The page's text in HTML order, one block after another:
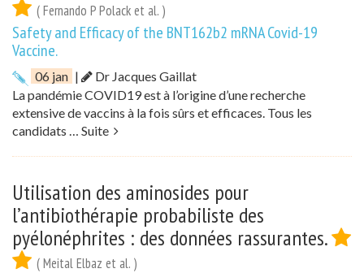
( Fernando P Polack et al. )
Safety and Efficacy of the BNT162b2 mRNA Covid-19
Vaccine.
06 jan |
Dr Jacques Gaillat
La pandémie COVID19 est à l’origine d’une recherche
extensive de vaccins à la fois sûrs et efficaces. Tous les
candidats … Suite
Utilisation des aminosides pour
l’antibiothérapie probabiliste des
pyélonéphrites : des données rassurantes.
( Meital Elbaz et al. )